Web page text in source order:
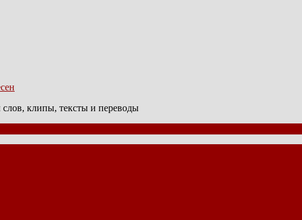
клипы, тексты и переводы